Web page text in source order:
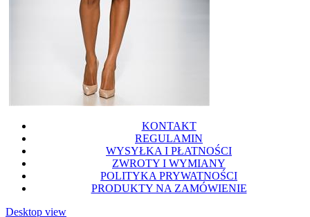
KONTAKT
REGULAMIN
WYSYŁKA I PŁATNOŚCI
ZWROTY I WYMIANY
POLITYKA PRYWATNOŚCI
PRODUKTY NA ZAMÓWIENIE
Desktop view